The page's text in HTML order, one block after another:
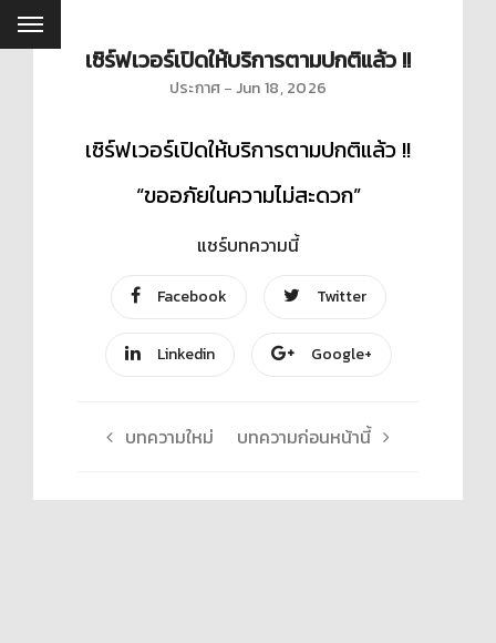
เซิร์ฟเวอร์เปิดให้บริการตามปกติแล้ว !!
ประกาศ Jun 18, 2026
เซิร์ฟเวอร์เปิดให้บริการตามปกติแล้ว !!
“ขออภัยในความไม่สะดวก”
แชร์บทความนี้
Facebook Twitter
Linkedin Google+
บทความใหม่ บทความก่อนหน้านี้